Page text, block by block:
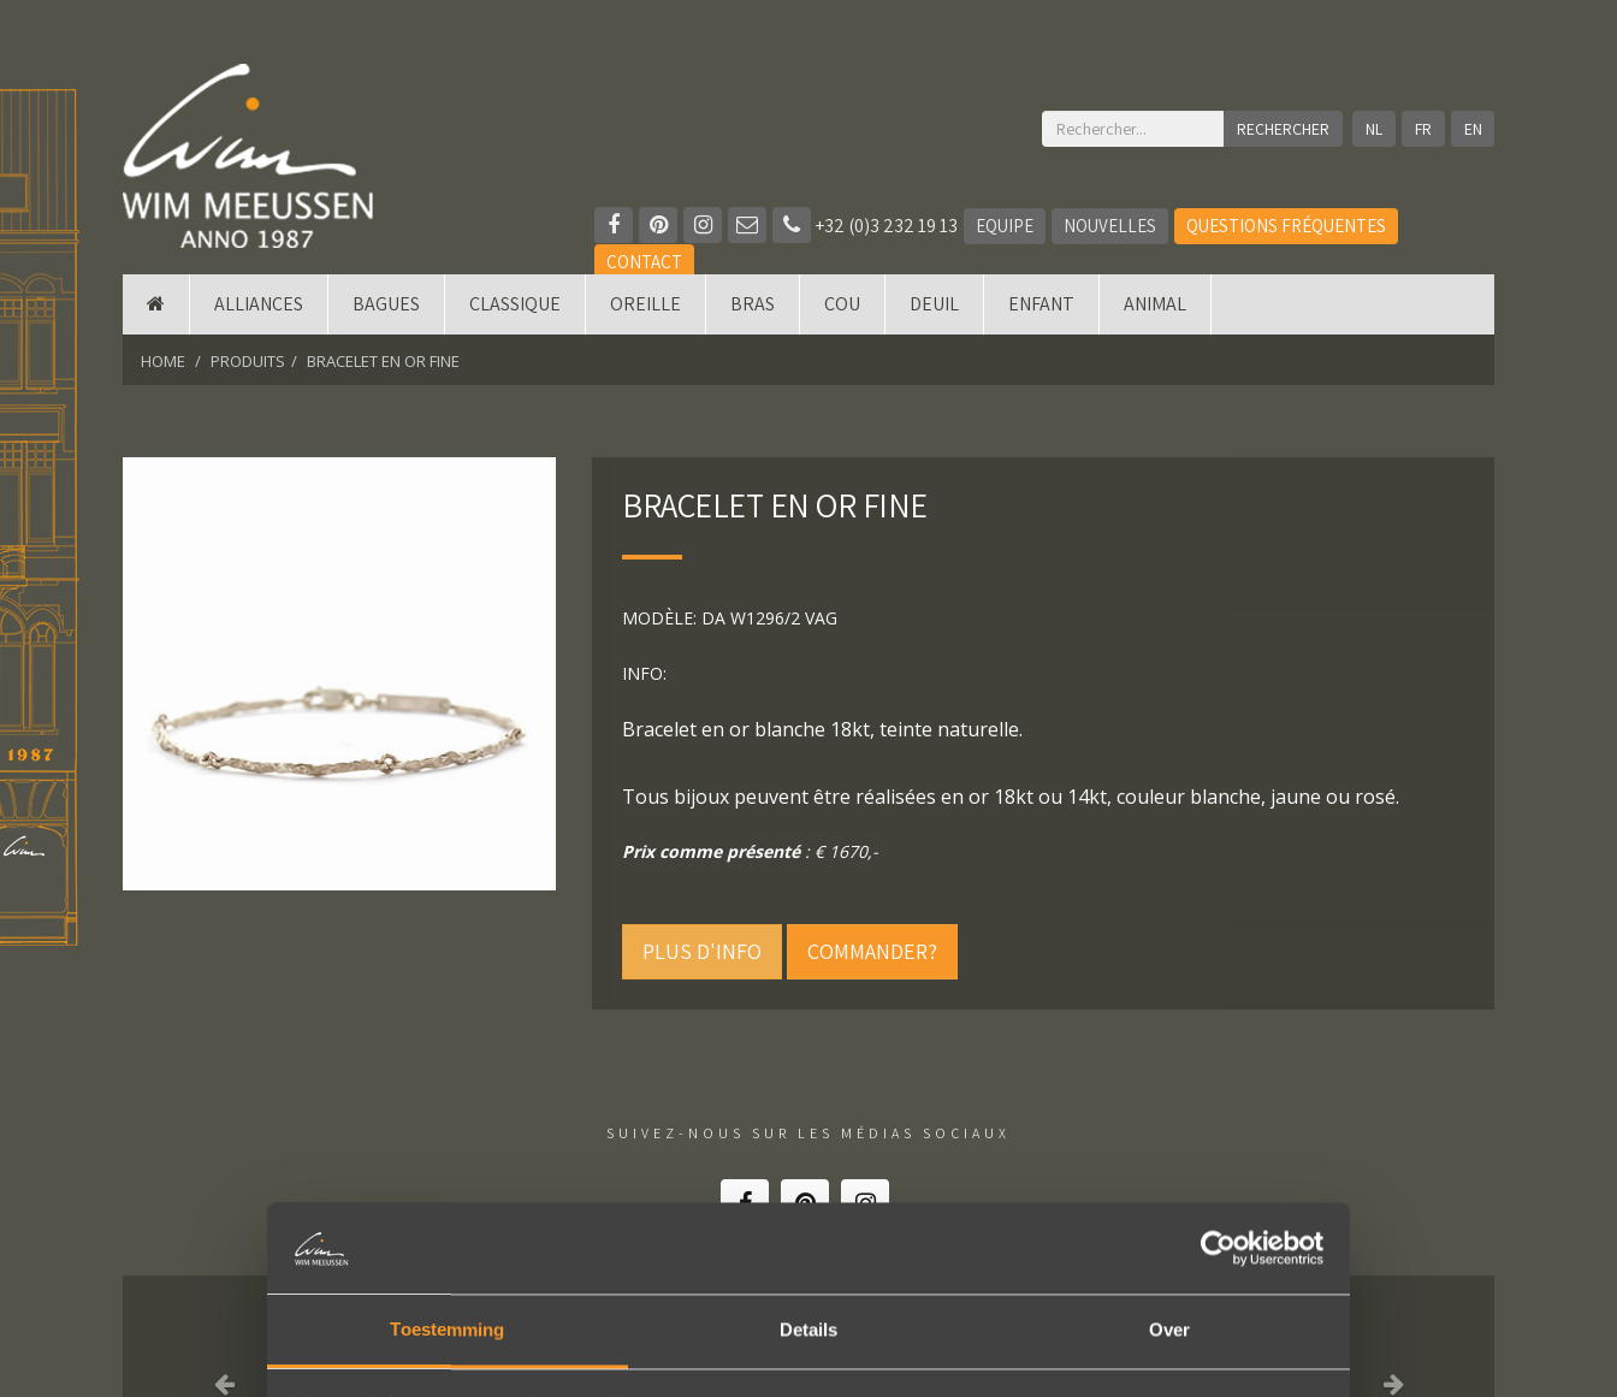
Toestemming Details Over
NL FR EN
+32 (0)3 232 19 13 EQUIPE NOUVELLES
QUESTIONS FRÉQUENTES
CONTACT
ALLIANCES BAGUES CLASSIQUE OREILLE BRAS COU DEUIL ENFANT ANIMAL
HOME PRODUITS BRACELET EN OR FINE
BRACELET EN OR FINE
MODÈLE: DA W1296/2 VAG
INFO:
Bracelet en or blanche 18kt, teinte naturelle.
Tous bijoux peuvent être réalisées en or 18kt ou 14kt, couleur blanche, jaune ou rosé.
Prix comme présenté: € 1670,-
PLUS D'INFO COMMANDER?
SUIVEZ-NOUS SUR LES MÉDIAS SOCIAUX